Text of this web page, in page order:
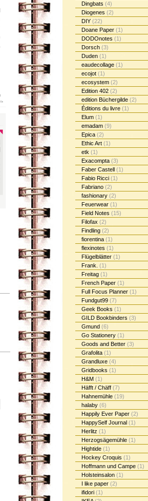
Dingbats (4)
Diogenes (2)
DIY (22)
Doane Paper (1)
DODOnotes (1)
Dorsch (3)
Duden (1)
eaudecollage (1)
ecojot (1)
ecosystem (2)
Edition 402 (2)
edition Büchergilde (2)
Éditions du livre (1)
Elum (1)
emadam (9)
Epica (2)
Ethic Art (1)
etk (1)
Exacompta (3)
Faber Castell (1)
Fabio Ricci (1)
Fabriano (2)
fashionary (2)
Feuerwear (1)
Field Notes (15)
Filofax (2)
Findling (2)
fiorentina (1)
flexinotes (1)
Flügelblätter (1)
Frank. (1)
Freitag (1)
French Paper (1)
Full Focus Planner (1)
Fundgut99 (7)
Geek Books (1)
GILD Bookbinders (3)
Gmund (6)
Go Stationery (1)
Goods and Better (3)
Grafolita (1)
Grandluxe (4)
Gridbooks (1)
H&M (1)
Häfft / Chäff (7)
Hahnemühle (19)
halaby (6)
Happily Ever Paper (2)
HappySelf Journal (1)
Herlitz (1)
Herzogsägemühle (1)
Hightide (1)
Hockey Croquis (1)
Hoffmann und Campe (1)
Holsteinsalon (1)
I like paper (2)
ifidori (1)